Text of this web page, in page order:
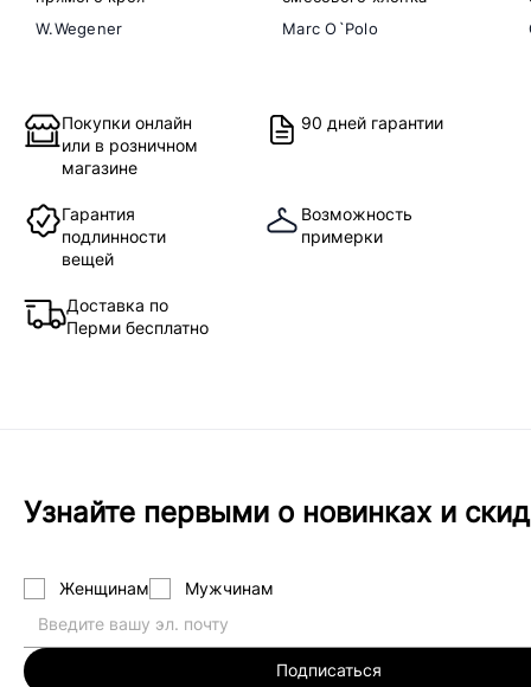
W.Wegener
Marc O`Polo
Покупки онлайн
или в розничном
магазине
90 дней гарантии
Гарантия
подлинности
вещей
Возможность
примерки
Доставка по
Перми бесплатно
Узнайте первыми о новинках и
Женщинам Мужчинам
Подписаться